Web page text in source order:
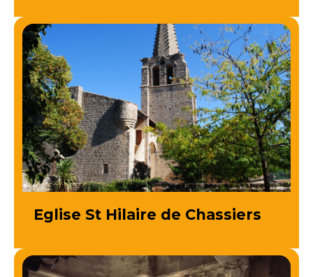
Eglise St Hilaire de Chassiers